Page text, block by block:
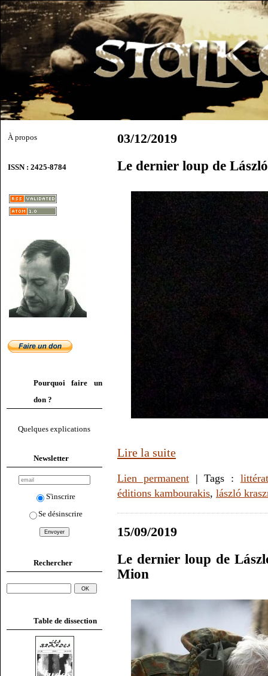
À propos
ISSN : 2425-8784
Pourquoi faire un
don ?
Quelques explications
Newsletter
S'inscrire
Se désinscrire
Rechercher
Table de dissection
03/12/2019
Le dernier loup de
Lire la suite
Lien permanent| Tags :
éditions kambourakis, lászló
15/09/2019
Le dernier loup de
Mion